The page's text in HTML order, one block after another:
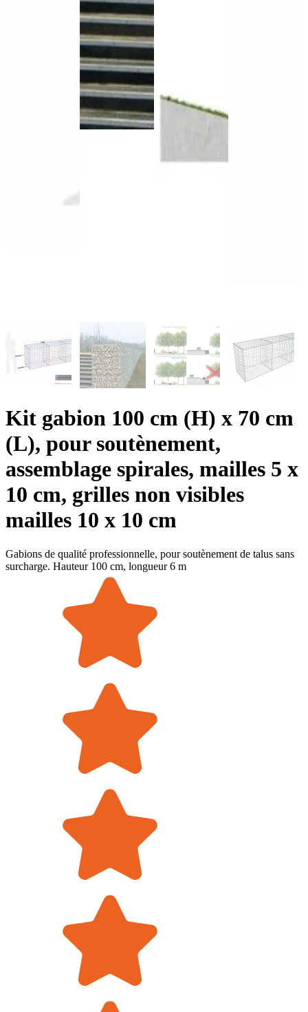
Kit gabion 100 cm (H) x 70 cm
(L), pour soutènement,
assemblage spirales, mailles 5 x
10 cm, grilles non visibles
mailles 10 x 10 cm
Gabions de qualité professionnelle, pour soutènement de talus sans
surcharge. Hauteur 100 cm, longueur 6 m